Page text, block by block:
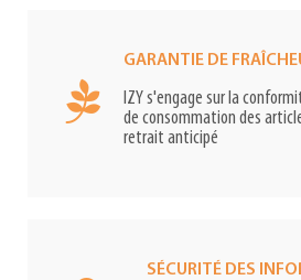
GARANTIE DE
IZY s'engage sur la
de consommation des
retrait anticipé
SÉCURITÉ DES